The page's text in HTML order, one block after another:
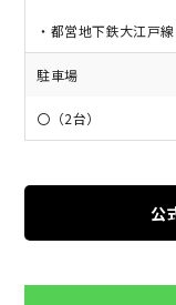
・都営地下鉄大江戸
駐車場
〇（2台）
公